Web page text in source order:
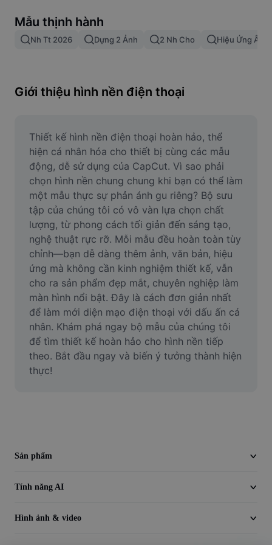
Gộp hình ảnh
Điều chỉnh kích thước hình ảnh
Công cụ tạo meme
AI Text Remover
AI People Remover
AI Inpainting
Face Cutout
Video
Xóa nền trong video
Nâng cao chất lượng
Trình chỉnh sửa video
Mẫu thịnh hành
Nh Tt 2026 Dựng 2 Ảnh 2 Nh Cho Hiệu Ứng Âm
Giới thiệu hình nền điện thoại
Thiết kế hình nền điện thoại hoàn hảo, thể
hiện cá nhân hóa cho thiết bị cùng các mẫu
động, dễ sử dụng của CapCut. Vì sao phải
chọn hình nền chung chung khi bạn có thể làm
một mẫu thực sự phản ánh gu riêng? Bộ sưu
tập của chúng tôi có vô vàn lựa chọn chất
lượng, từ phong cách tối giản đến sáng tạo,
nghệ thuật rực rỡ. Mỗi mẫu đều hoàn toàn tùy
chỉnh—bạn dễ dàng thêm ảnh, văn bản, hiệu
ứng mà không cần kinh nghiệm thiết kế, vẫn
cho ra sản phẩm đẹp mắt, chuyên nghiệp làm
màn hình nổi bật. Đây là cách đơn giản nhất
để làm mới diện mạo điện thoại với dấu ấn cá
nhân. Khám phá ngay bộ mẫu của chúng tôi
để tìm thiết kế hoàn hảo cho hình nền tiếp
theo. Bắt đầu ngay và biến ý tưởng thành hiện
thực!
Sản phẩm
Tính năng AI
Hình ảnh & video